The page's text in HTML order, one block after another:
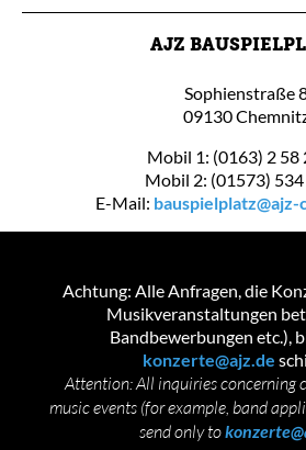
AJZ
Sophienstraße
09130
Mobil 1: (0163) 2 58
Mobil 2: (01573)
E-Mail:
Achtung: Alle Anfragen, die
Musikveranstaltungen
Bandbewerbungen etc.),
konzerte@ajz.de
Attention: All inquiries concerning
music events (for example, band
send only to